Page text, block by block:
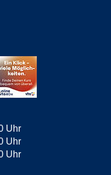
Uhr
Uhr
Uhr